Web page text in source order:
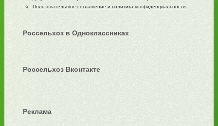
Пользовательское соглашение и политика конфиденциальности
Россельхоз в Одноклассниках
Россельхоз Вконтакте
Реклама